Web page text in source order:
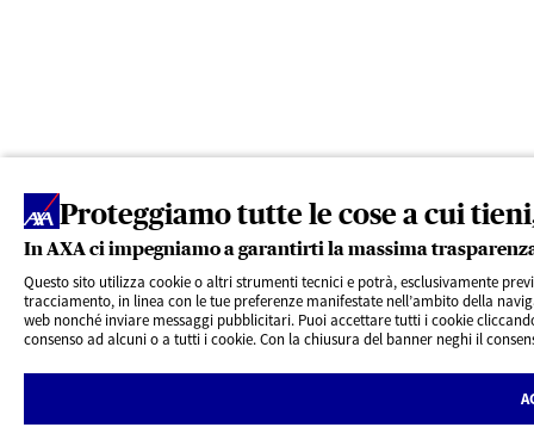
Proteggiamo tutte le cose a cui
In AXA ci impegniamo a garantirti la massima
Questo sito utilizza cookie o altri strumenti tecnici e potrà, esclusivamente
tracciamento, in linea con le tue preferenze manifestate nell’ambito della
web nonché inviare messaggi pubblicitari. Puoi accettare tutti i cookie
consenso ad alcuni o a tutti i cookie. Con la chiusura del banner neghi il